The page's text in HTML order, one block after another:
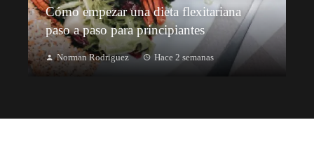
Cómo empezar una dieta flexitariana
paso a paso para principiantes
Norman Rodriguez Hace 2 semanas